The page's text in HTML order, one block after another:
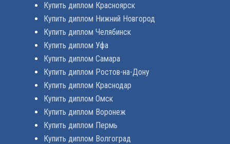
Купить диплом Красноярск
Купить диплом Нижний Новгород
Купить диплом Челябинск
Купить диплом Уфа
Купить диплом Самара
Купить диплом Ростов-на-Дону
Купить диплом Краснодар
Купить диплом Омск
Купить диплом Воронеж
Купить диплом Пермь
Купить диплом Волгоград